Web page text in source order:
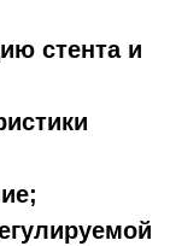
стента и